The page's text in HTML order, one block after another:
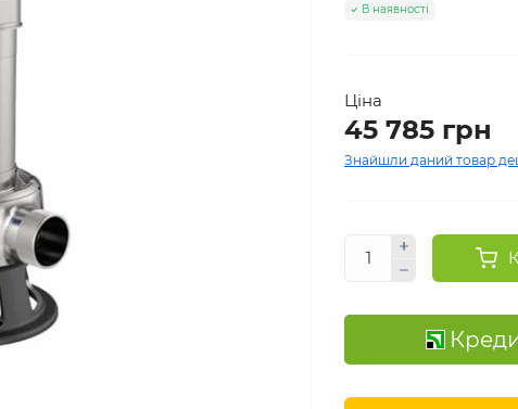
В наявності
Ціна
45 785 грн
Знайшли даний товар